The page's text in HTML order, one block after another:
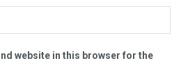
website in this browser for the